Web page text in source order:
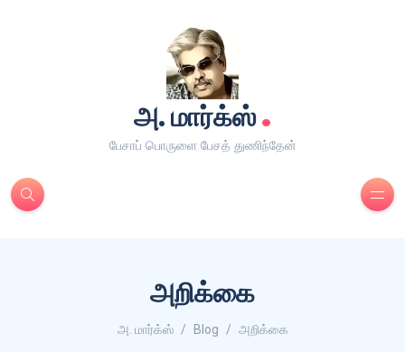
அ. மார்க்ஸ்.
பேசாப் பொருளை பேசத் துணிந்தேன்
அறிக்கை
அ. மார்க்ஸ் Blog அறிக்கை